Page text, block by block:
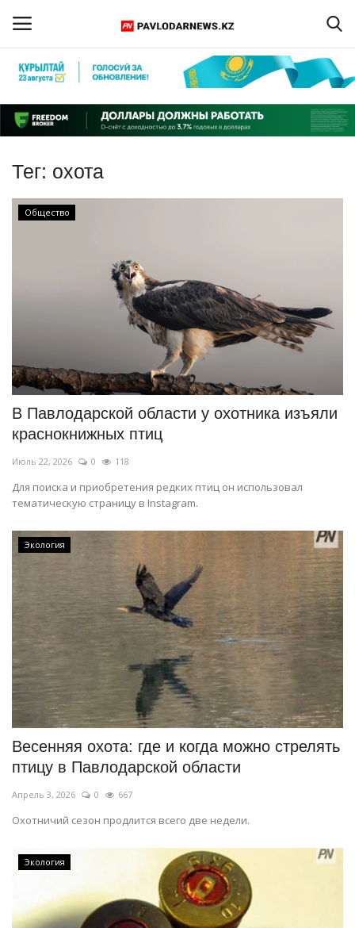
Регистрация
Главная
Обратная связь
ПАВЛОДАРСКАЯ ОБЛАСТЬ
СПОРТ
Чек-лист
РАЗВЛЕЧЕНИЯ
OFFICIAL
Курултай
Язык
Қазақша Русский
Тег: охота
Общество
В Павлодарской области у охотника изъяли
краснокнижных птиц
Июль 22, 2026 0 118
Для поиска и приобретения редких птиц он использовал
тематическую страницу в Instagram.
Экология
Весенняя охота: где и когда можно стрелять
птицу в Павлодарской области
Апрель 3, 2026 0 667
Охотничий сезон продлится всего две недели.
Экология